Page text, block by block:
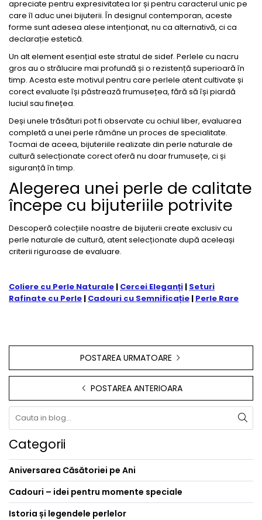
apreciate pentru expresivitatea lor și pentru caracterul unic pe
care îl aduc unei bijuterii. În designul contemporan, aceste
forme sunt adesea alese intenționat, nu ca alternativă, ci ca
declarație estetică.
Un alt element esențial este stratul de sidef. Perlele cu nacru
gros au o strălucire mai profundă și o rezistență superioară în
timp. Acesta este motivul pentru care perlele atent cultivate și
corect evaluate își păstrează frumusețea, fără să își piardă
luciul sau finețea.
Deși unele trăsături pot fi observate cu ochiul liber, evaluarea
completă a unei perle rămâne un proces de specialitate.
Tocmai de aceea, bijuteriile realizate din perle naturale de
cultură selecționate corect oferă nu doar frumusețe, ci și
siguranță în timp.
Alegerea unei perle de calitate
începe cu bijuteriile potrivite
Descoperă colecțiile noastre de bijuterii create exclusiv cu
perle naturale de cultură, atent selecționate după aceleași
criterii riguroase de evaluare.
Coliere cu Perle Naturale | Cercei Eleganți | Seturi
Rafinate cu Perle | Cadouri cu Semnificație | Perle Rare
POSTAREA URMATOARE
POSTAREA ANTERIOARA
Categorii
Aniversarea Căsătoriei pe Ani
Cadouri – idei pentru momente speciale
Istoria și legendele perlelor